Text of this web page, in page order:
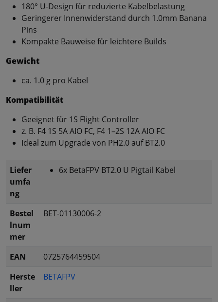
180° U-Design für reduzierte Kabelbelastung
Geringerer Innenwiderstand durch 1.0mm Banana
Pins
Kompakte Bauweise für leichtere Builds
Gewicht
ca. 1.0 g pro Kabel
Kompatibilität
Geeignet für 1S Flight Controller
z. B. F4 1S 5A AIO FC, F4 1–2S 12A AIO FC
Ideal zum Upgrade von PH2.0 auf BT2.0
Liefer
umfa
ng
6x BetaFPV BT2.0 U Pigtail Kabel
Bestel
lnum
mer
BET-01130006-2
EAN
0725764459504
Herste
ller
BETAFPV